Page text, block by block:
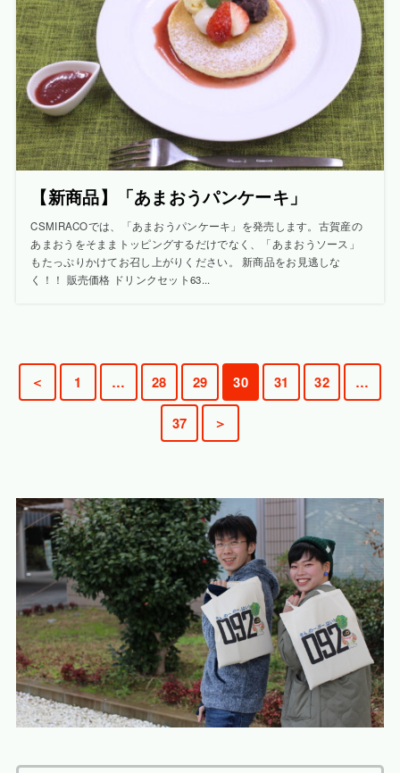
【新商品】「あまおうパンケーキ」
CSMIRACOでは、「あまおうパンケーキ」を発売します。古賀産の
あまおうをそままトッピングするだけでなく、「あまおうソース」
もたっぷりかけてお召し上がりください。 新商品をお見逃しな
く！！ 販売価格 ドリンクセット63...
＜ 1 … 28 29 30 31 32 …
37 ＞